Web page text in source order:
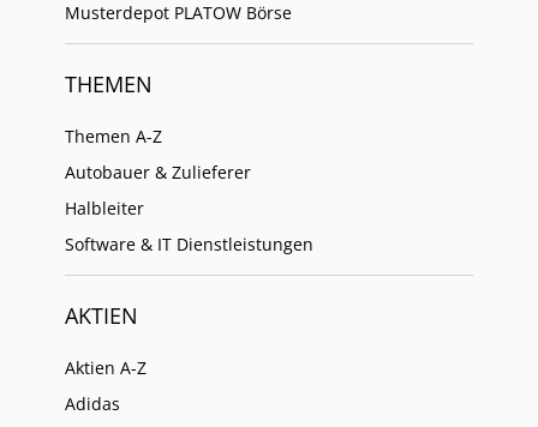
Musterdepot PLATOW Börse
THEMEN
Themen A-Z
Autobauer & Zulieferer
Halbleiter
Software & IT Dienstleistungen
AKTIEN
Aktien A-Z
Adidas